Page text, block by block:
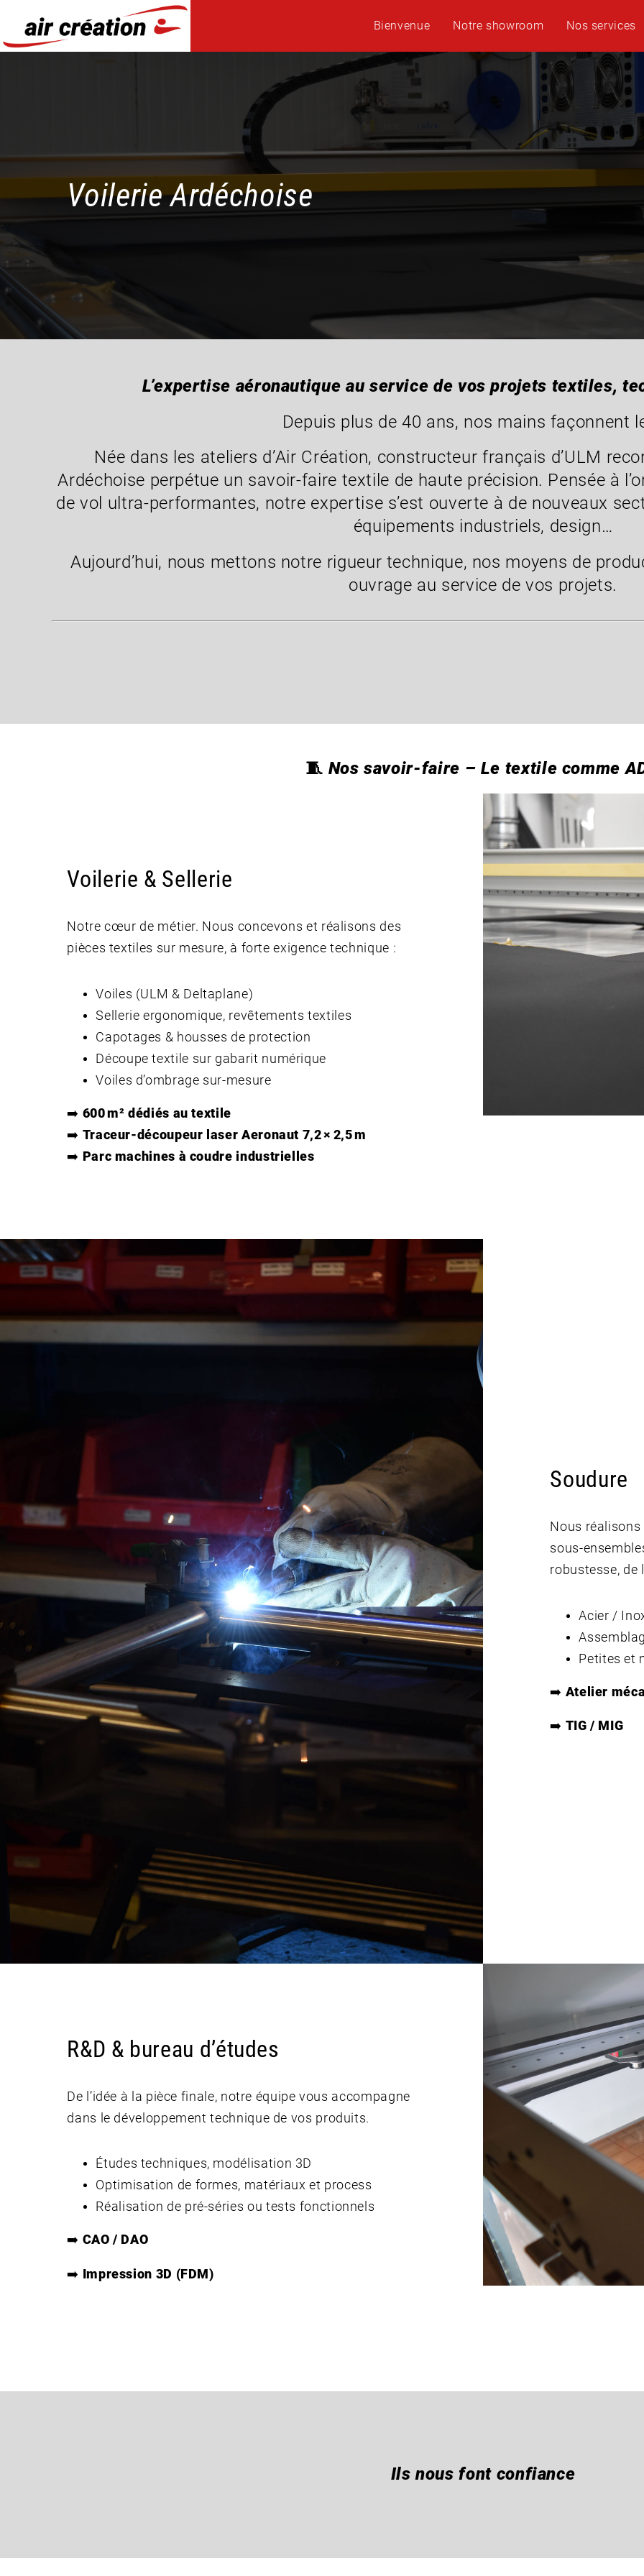
Bienvenue Notre showroom Nos services
Voilerie Ardéchoise
L’expertise aéronautique au service de vos projets textiles,
Depuis plus de 40 ans, nos mains façonnent
Née dans les ateliers d’Air Création, constructeur français d’ULM
Ardéchoise perpétue un savoir-faire textile de haute précision. Pensée à
de vol ultra-performantes, notre expertise s’est ouverte à de nouveaux
équipements industriels, design…
Aujourd’hui, nous mettons notre rigueur technique, nos moyens de
ouvrage au service de vos projets.
🧵 Nos savoir-faire – Le textile comme
Voilerie & Sellerie
Notre cœur de métier. Nous concevons et réalisons des
pièces textiles sur mesure, à forte exigence technique :
Voiles (ULM & Deltaplane)
Sellerie ergonomique, revêtements textiles
Capotages & housses de protection
Découpe textile sur gabarit numérique
Voiles d’ombrage sur-mesure
➡️ 600 m² dédiés au textile
➡️ Traceur-découpeur laser Aeronaut 7,2 × 2,5 m
➡️ Parc machines à coudre industrielles
Soudure
Nous
sous-
robustesse, de
Acier /
Petites et
➡️ Atelier
➡️ TIG / MIG
R&D & bureau d’études
De l’idée à la pièce finale, notre équipe vous accompagne
dans le développement technique de vos produits.
Études techniques, modélisation 3D
Optimisation de formes, matériaux et process
Réalisation de pré-séries ou tests fonctionnels
➡️ CAO / DAO
➡️ Impression 3D (FDM)
Ils nous font confiance
Panneau de gestion des cookies